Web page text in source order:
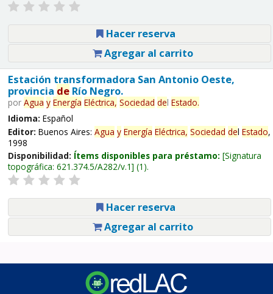
Hacer reserva
Agregar al carrito
Estación transformadora San Antonio Oeste,
provincia deRío Negro.
por Agua y Energía Eléctrica, Sociedad del Estado.
Idioma: Español
Editor: Buenos Aires: Agua y Energía Eléctrica, Sociedad del Estado,
1998
Disponibilidad: Ítems disponibles para préstamo: Signatura
topográfica: 621.374.5/A282/v.1 (1).
Hacer reserva
Agregar al carrito